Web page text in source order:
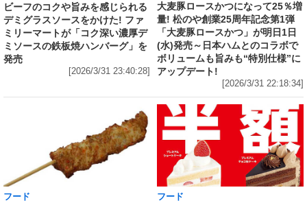
ビーフのコクや旨みを感じられる
デミグラスソースをかけた! ファ
ミリーマートが「コク深い濃厚デ
ミソースの鉄板焼ハンバーグ」を
発売
[2026/3/31 23:40:28]
大麦豚ロースかつになって25％増
量! 松のや創業25周年記念第1弾
「大麦豚ロースかつ」が明日1日
(水)発売～日本ハムとのコラボで
ボリュームも旨みも“特別仕様”に
アップデート!
[2026/3/31 22:18:34]
フード フード